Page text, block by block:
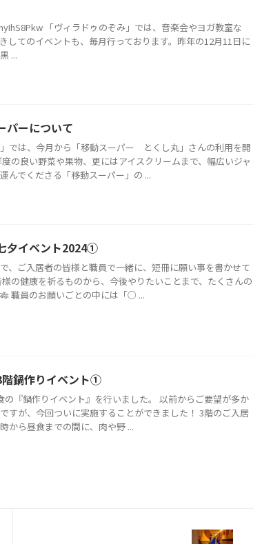
「ヴィラドゥのぞみ」では、音楽会やヨガ教室な
してのイベントも、毎月行っております。昨年の12月11日に
...
パーについて
」では、今月から「移動スーパー とくし丸」さんの利用を開
の良い野菜や果物、更にはアイスクリームまで、幅広いジャ
んでくださる「移動スーパー」の ...
夕イベント2024①
、ご入居者の皆様と職員で一緒に、短冊に願い事を書かせて
の健康を祈るものから、今後やりたいことまで、たくさんの
職員のお願いごとの中には「○ ...
鍋作りイベント①
の『鍋作りイベント』を行いました。 以前からご要望が多か
すが、今回ついに実施することができました！ 3階のご入居
から昼食までの間に、肉や野 ...